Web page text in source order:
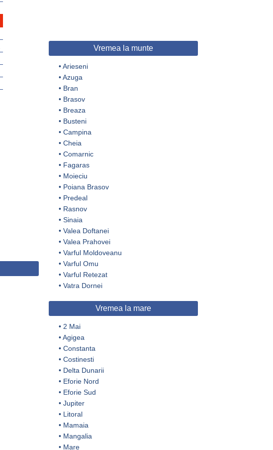
Vremea la munte
•Arieseni
•Azuga
• Bran
• Brasov
• Breaza
• Busteni
• Campina
• Cheia
• Comarnic
• Fagaras
• Moieciu
• Poiana Brasov
• Predeal
• Rasnov
• Sinaia
• Valea Doftanei
• Valea Prahovei
• Varful Moldoveanu
• Varful Omu
• Varful Retezat
• Vatra Dornei
Vremea la mare
• 2 Mai
•Agigea
• Constanta
• Costinesti
• Delta Dunarii
• Eforie Nord
• Eforie Sud
• Jupiter
• Litoral
• Mamaia
• Mangalia
• Mare